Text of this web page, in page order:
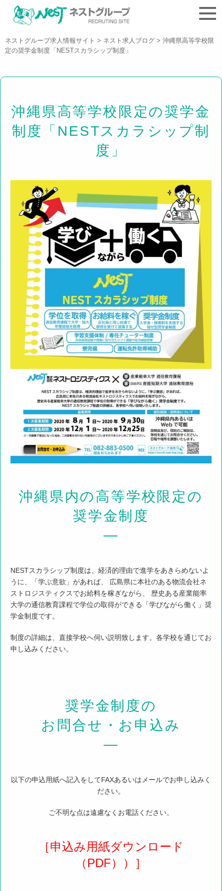
ネストグループ求人情報サイト > ネスト求人ブログ > 沖縄県高等学校限
定の奨学金制度「NESTスカラシップ制度」
沖縄県高等学校限定の奨学金
制度「NESTスカラシップ制
度」
沖縄県内の高等学校限定の
奨学金制度
―
NESTスカラシップ制度は、経済的理由で進学をあきらめないよ
うに、「学ぶ意欲」があれば、 広島県に本社のある物流会社ネ
ストロジスティクスでお給料を稼ぎながら、 歴史ある産業能率
大学の通信教育課程で学位の取得ができる「学びながら働く」奨
学金制度です。
制度の詳細は、直接学校へ伺い説明致します。各学校を通じてお
申し込みください。
奨学金制度の
お問合せ・お申込み
―
以下の申込用紙へ記入をしてFAXあるいはメールでお申し込みく
ださい。
ご不明な点は遠慮なくお電話ください。
［申込み用紙ダウンロード
（PDF））］